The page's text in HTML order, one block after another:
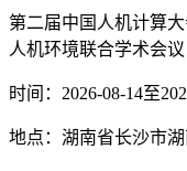
第二届中国人机计算
人机环境联合学术会议
时间：2026-08-14至
地点：湖南省长沙市